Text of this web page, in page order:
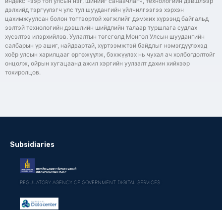
дэлхийд тэргүүлэгч улс тул шуудангийн үйлчилгээгээ хэрхэн
цахимжуулсан болон тогтвортой хөгжлийг дэмжих хүрээнд байгальд
ээлтэй технологийн дэвшлийн шийдлийн талаар туршлага судлах
хүсэлтээ илэрхийлэв. Уулалтын төгсгөлд Монгол Улсын шуудангийн
салбарын үр ашиг, найдвартай, хүртээмжтэй байдлыг нэмэгдүүлэхэд
хоёр улсын харилцааг өргөжүүлж, бэхжүүлэх нь чухал ач холбогдолтойг
онцолж, ойрын хугацаанд ажил хэргийн уулзалт дахин хийхээр
тохиролцов.
Subsidiaries
REGULATORY AGENCY OF GOVERNMENT DIGITAL SERVICES